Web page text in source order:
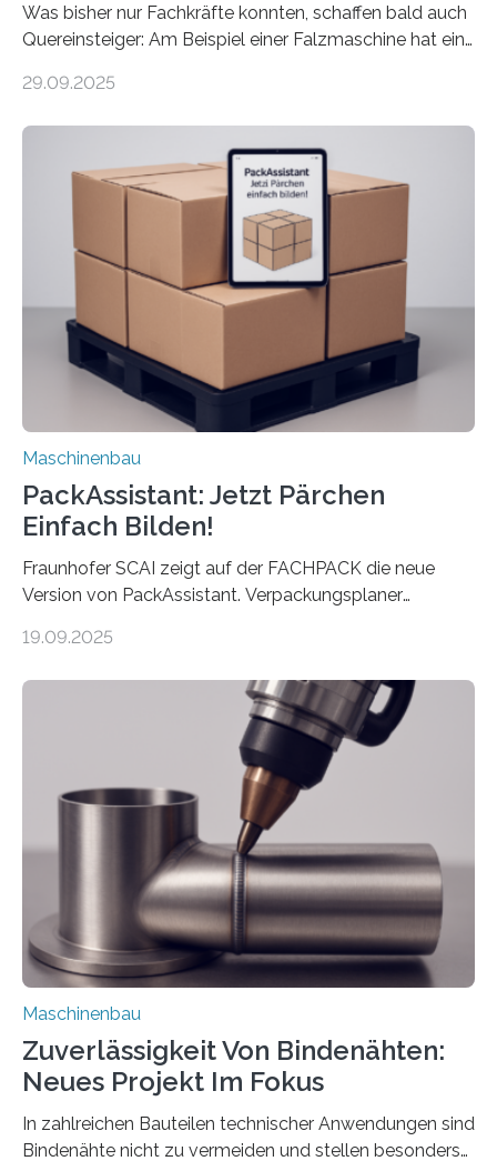
Was bisher nur Fachkräfte konnten, schaffen bald auch
Quereinsteiger: Am Beispiel einer Falzmaschine hat ein
Mensch-Maschine-Schnittstelle so sehr vereinfacht,
Die zugrunde liegende Methodik lässt sich auf alle
anderen Maschinen übertragen. Eine Falzmaschine
umzurüsten ist ein Job für echte Profis. Eine solche
Maschine faltet in Druckereien Broschüren, Prospekte,
Landkarten und vieles mehr – mehrere Zehntausend
Exemplare pro Stunde. Je nach Maschinentyp und
Auftrag kann das Umrüsten…
29.09.2025
Maschinenbau
PackAssistant: Jetzt Pärchen
Einfach Bilden!
Fraunhofer SCAI zeigt auf der FACHPACK die neue
Version von PackAssistant. Verpackungsplaner
Automobil, Maschinenbau und in der Zulieferindustrie.
Teile als eine Einheit verpacken. Die Anordnung kann
der Benutzer vorgeben und erhält so mehr Kontrolle
über die Positionierung der Bauteile. Die ebenfalls neue
Automatisierungsschnittstelle dient dazu, die Software
besser in spezifische Unternehmensprozesse
einzubinden. Sankt Augustin – Zur Messe FACHPACK
vom 23. bis 25. September in Nürnberg…
19.09.2025
Maschinenbau
Zuverlässigkeit Von Bindenähten:
Neues Projekt Im Fokus
In zahlreichen Bauteilen technischer Anwendungen sind
Bindenähte nicht zu vermeiden und stellen besonders